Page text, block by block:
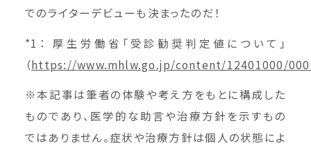
でのライターデビューも決まったのだ！
*1： 厚生労働省「受診勧奨判定値について」
（https://www.mhlw.go.jp/content/12401000/
※本記事は筆者の体験や考え方をもとに構成した
ものであり、医学的な助言や治療方針を示すもの
ではありません。症状や治療方針は個人の状態によ